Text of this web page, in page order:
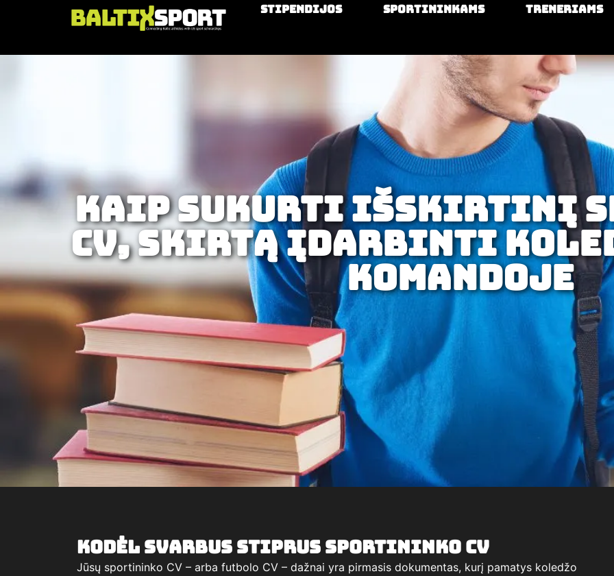
Stipendijos Sportininkams Treneriams
Kaip sukurti išskirtinį
CV, skirtą įdarbinti
komandoje
Kodėl svarbus stiprus sportininko CV
Jūsų sportininko CV – arba futbolo CV – dažnai yra pirmasis dokumentas, kurį pamatys koledžo